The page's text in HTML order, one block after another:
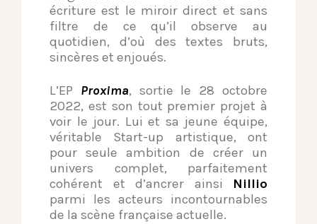
écriture est le miroir direct et sans
filtre de ce qu’il observe au
quotidien, d’où des textes bruts,
sincères et enjoués.
L’EP Proxima, sortie le 28 octobre
2022, est son tout premier projet à
voir le jour. Lui et sa jeune équipe,
véritable Start-up artistique, ont
pour seule ambition de créer un
univers complet, parfaitement
cohérent et d’ancrer ainsi Nillio
parmi les acteurs incontournables
de la scène française actuelle.